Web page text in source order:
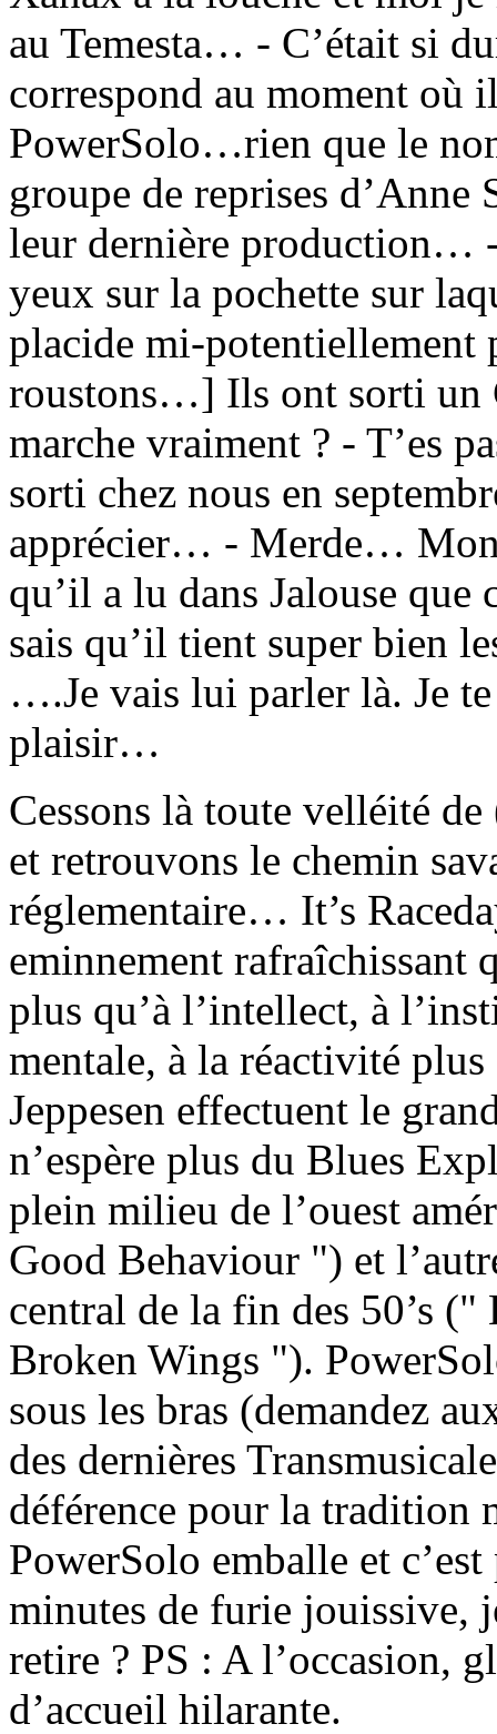
au Temesta… - C’était si
correspond au moment où
PowerSolo…rien que le
groupe de reprises
leur dernière production…
yeux sur la pochette sur
placide mi-potentiellement
roustons…] Ils ont sorti un
marche vraiment ? - T’es
sorti chez nous en
apprécier… - Merde… Mon
qu’il a lu dans Jalouse
sais qu’il tient super bien
….Je vais lui parler là. Je
plaisir…
Cessons là toute velléité
et retrouvons le chemin
réglementaire… It’s
eminnement rafraîchissant
plus qu’à l’intellect, à
mentale, à la réactivité
Jeppesen effectuent le
n’espère plus du Blues
plein milieu de l’ouest
Good Behaviour ") et
central de la fin des 50’s
Broken Wings ").
sous les bras (demandez
des dernières
déférence pour la tradition
PowerSolo emballe et
minutes de furie jouissive,
retire ? PS : A l’occasion,
d’accueil hilarante.